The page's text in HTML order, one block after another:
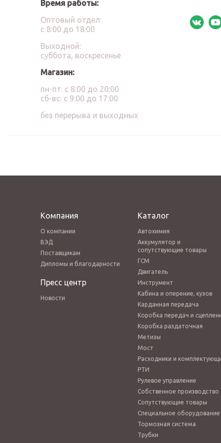
Время работы:
Оптовый отдел:
с 8:00 до 18:00
Выходной:
суббота, воскресенье
Магазин:
пн-пт: с 8:00 до 20:00
сб-вс: с 9:00 до 17:00
без перерыва и выходных
Компания
О компании
ВЭД
Поставщикам
Дипломы и благодарности
Пресс центр
Новости
Каталог
Автохимия
Аккумулятор и
сопутствующие товары
ГСМ
Двигатель
Инструмент
Кабина и оперение, кузов
Карданная передача
Коробка передач и
Коробка раздаточная
Метизы
Мост
Расходники и
РТИ
Рулевое управление
Собственное производство
Сопутствующие товары
Специальное оборудование
Тормозная система
Трубки